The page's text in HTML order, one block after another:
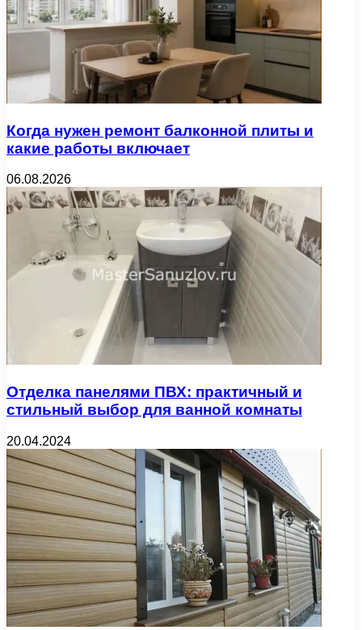
Когда нужен ремонт балконной плиты и
какие работы включает
06.08.2026
Отделка панелями ПВХ: практичный и
стильный выбор для ванной комнаты
20.04.2024